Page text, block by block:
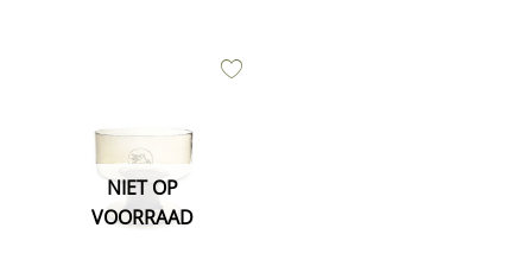
NIET OP
VOORRAAD